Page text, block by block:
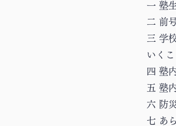
一 塾
二 前
三 学
いくこ
四 塾
五 塾
六 防
七 あ